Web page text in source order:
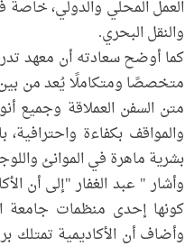
العمل المحلي والدولي، خاصة
والنقل البحري.
كما أوضح سعادته أن معهد
متخصصًا ومتكاملًا يُعد من
متن السفن العملاقة وجميع
والمواقف بكفاءة
بشرية ماهرة في الموانئ
وأشار " عبد الغفار "إلى أن
كونها إحدى منظمات جامعة